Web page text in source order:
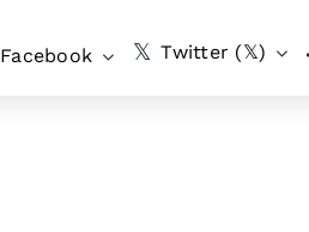
Facebook Twitter (𝕏)